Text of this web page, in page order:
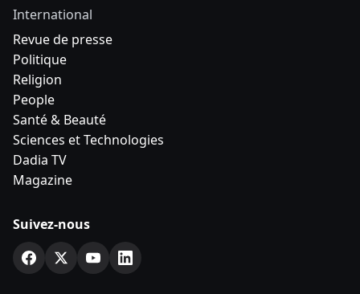
International
Revue de presse
Politique
Religion
People
Santé & Beauté
Sciences et Technologies
Dadia TV
Magazine
Suivez-nous